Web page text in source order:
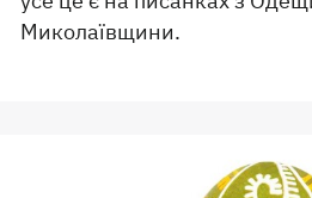
Миколаївщини.